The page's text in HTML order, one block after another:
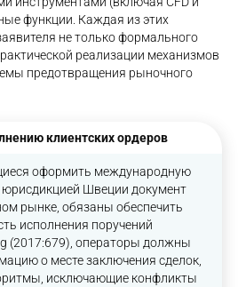
функции. Каждая из этих
не только формального
реализации механизмов
предотвращения рыночного
клиентских ордеров
оформить международную
Швеции документ
рынке, обязаны обеспечить
исполнения поручений
(2017:679), операторы должны
о месте заключения сделок,
исключающие конфликты